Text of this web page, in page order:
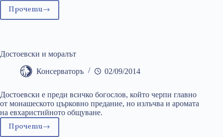
Прочети
The
Достоевски и моралът
Консерваторъ 02/09/2014
Достоевски е преди всичко богослов, който черпи главно
от монашеското църковно предание, но излъчва и аромата
на евхаристийното общуване.
ПрочетиДостоевски